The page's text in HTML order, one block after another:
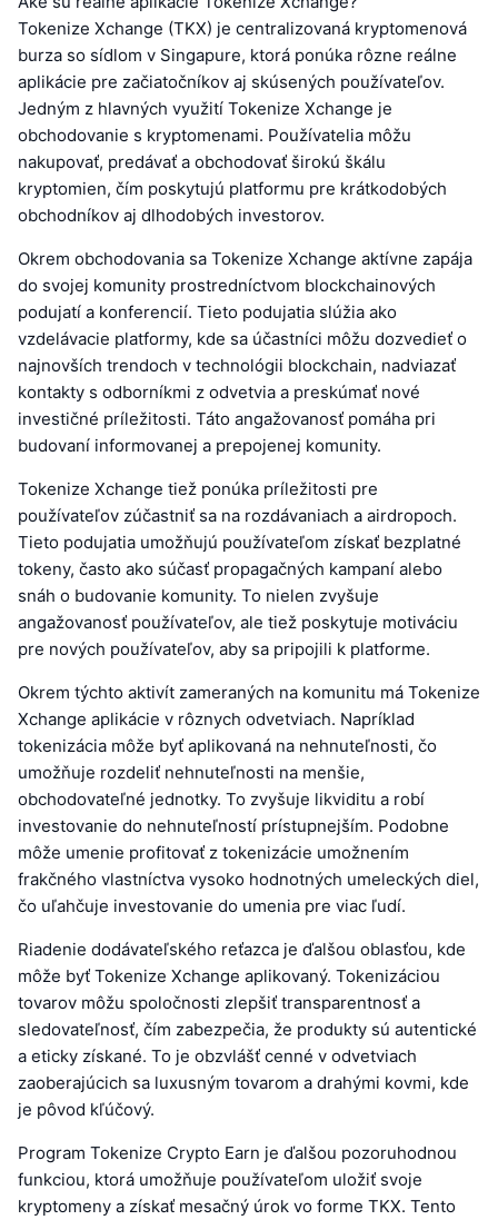
Tokenize Xchange (TKX) je centralizovaná kryptomenová
burza so sídlom v Singapure, ktorá ponúka rôzne reálne
aplikácie pre začiatočníkov aj skúsených používateľov.
Jedným z hlavných využití Tokenize Xchange je
obchodovanie s kryptomenami. Používatelia môžu
nakupovať, predávať a obchodovať širokú škálu
kryptomien, čím poskytujú platformu pre krátkodobých
obchodníkov aj dlhodobých investorov.
Okrem obchodovania sa Tokenize Xchange aktívne zapája
do svojej komunity prostredníctvom blockchainových
podujatí a konferencií. Tieto podujatia slúžia ako
vzdelávacie platformy, kde sa účastníci môžu dozvedieť o
najnovších trendoch v technológii blockchain, nadviazať
kontakty s odborníkmi z odvetvia a preskúmať nové
investičné príležitosti. Táto angažovanosť pomáha pri
budovaní informovanej a prepojenej komunity.
Tokenize Xchange tiež ponúka príležitosti pre
používateľov zúčastniť sa na rozdávaniach a airdropoch.
Tieto podujatia umožňujú používateľom získať bezplatné
tokeny, často ako súčasť propagačných kampaní alebo
snáh o budovanie komunity. To nielen zvyšuje
angažovanosť používateľov, ale tiež poskytuje motiváciu
pre nových používateľov, aby sa pripojili k platforme.
Okrem týchto aktivít zameraných na komunitu má Tokenize
Xchange aplikácie v rôznych odvetviach. Napríklad
tokenizácia môže byť aplikovaná na nehnuteľnosti, čo
umožňuje rozdeliť nehnuteľnosti na menšie,
obchodovateľné jednotky. To zvyšuje likviditu a robí
investovanie do nehnuteľností prístupnejším. Podobne
môže umenie profitovať z tokenizácie umožnením
frakčného vlastníctva vysoko hodnotných umeleckých diel,
čo uľahčuje investovanie do umenia pre viac ľudí.
Riadenie dodávateľského reťazca je ďalšou oblasťou, kde
môže byť Tokenize Xchange aplikovaný. Tokenizáciou
tovarov môžu spoločnosti zlepšiť transparentnosť a
sledovateľnosť, čím zabezpečia, že produkty sú autentické
a eticky získané. To je obzvlášť cenné v odvetviach
zaoberajúcich sa luxusným tovarom a drahými kovmi, kde
je pôvod kľúčový.
Program Tokenize Crypto Earn je ďalšou pozoruhodnou
funkciou, ktorá umožňuje používateľom uložiť svoje
kryptomeny a získať mesačný úrok vo forme TKX. Tento